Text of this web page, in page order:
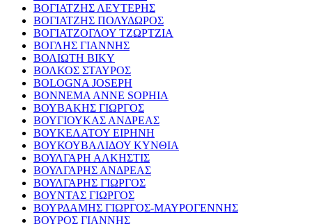
ΒΟΓΙΑΤΖΗΣ ΛΕΥΤΕΡΗΣ
ΒΟΓΙΑΤΖΗΣ ΠΟΛΥΔΩΡΟΣ
ΒΟΓΙΑΤΖΟΓΛΟΥ ΤΖΩΡΤΖΙΑ
ΒΟΓΛΗΣ ΓΙΑΝΝΗΣ
ΒΟΛΙΩΤΗ ΒΙΚΥ
ΒΟΛΚΟΣ ΣΤΑΥΡΟΣ
BOLOGNA JOSEPH
BONNEMA ANNE SOPHIA
ΒΟΥΒΑΚΗΣ ΓΙΩΡΓΟΣ
ΒΟΥΓΙΟΥΚΑΣ ΑΝΔΡΕΑΣ
ΒΟΥΚΕΛΑΤΟΥ ΕΙΡΗΝΗ
ΒΟΥΚΟΥΒΑΛΙΔΟΥ ΚΥΝΘΙΑ
ΒΟΥΛΓΑΡΗ ΑΛΚΗΣΤΙΣ
ΒΟΥΛΓΑΡΗΣ ΑΝΔΡΕΑΣ
ΒΟΥΛΓΑΡΗΣ ΓΙΩΡΓΟΣ
ΒΟΥΝΤΑΣ ΓΙΩΡΓΟΣ
ΒΟΥΡΔΑΜΗΣ ΓΙΩΡΓΟΣ-ΜΑΥΡΟΓΕΝΝΗΣ
ΒΟΥΡΟΣ ΓΙΑΝΝΗΣ